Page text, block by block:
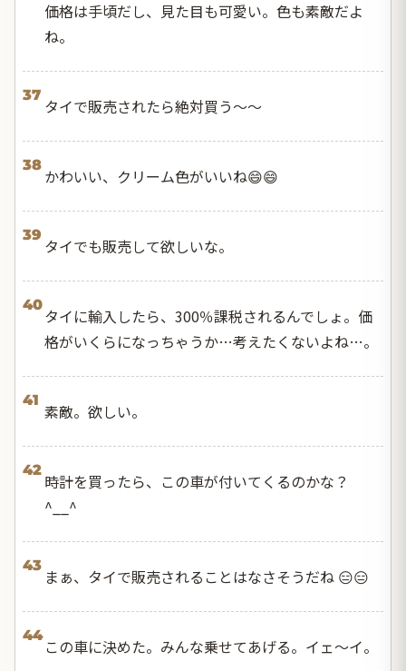
価格は手頃だし、見た目も可愛い。色も素敵だよ
ね。
37
タイで販売されたら絶対買う〜〜
38
かわいい、クリーム色がいいね😄😄
39
タイでも販売して欲しいな。
40
タイに輸入したら、300％課税されるんでしょ。価
格がいくらになっちゃうか…考えたくないよね…。
41
素敵。欲しい。
42
時計を買ったら、この車が付いてくるのかな？
^__^
43
まぁ、タイで販売されることはなさそうだね 😑😑
44
この車に決めた。みんな乗せてあげる。イェ～イ。